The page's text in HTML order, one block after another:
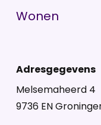
Wonen
Adresgegevens
Melsemaheerd 4
9736 EN